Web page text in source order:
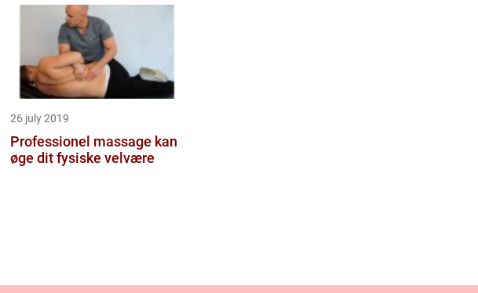
26 july 2019
Professionel massage kan
øge dit fysiske velvære